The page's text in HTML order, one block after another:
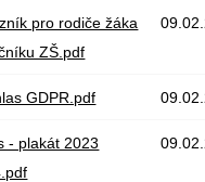
pro rodiče žáka
ZŠ.pdf
GDPR.pdf
- plakát 2023